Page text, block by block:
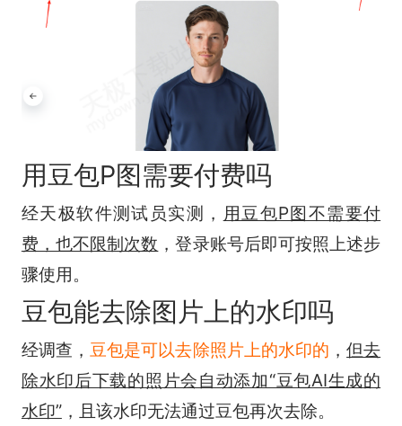
用豆包P图需要付费吗
经天极软件测试员实测， 用豆包P图不需要付
费，也不限制次数 ，登录账号后即可按照上述步
骤使用。
豆包能去除图片上的水印吗
经调查，豆包是可以去除照片上的水印的 ，但去
除水印后下载的照片会自动添加“豆包AI生成的
水印”，且该水印无法通过豆包再次去除。